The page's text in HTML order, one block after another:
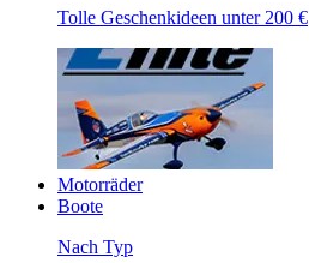
Tolle Geschenkideen unter 200 €
Motorräder
Boote
Nach Typ